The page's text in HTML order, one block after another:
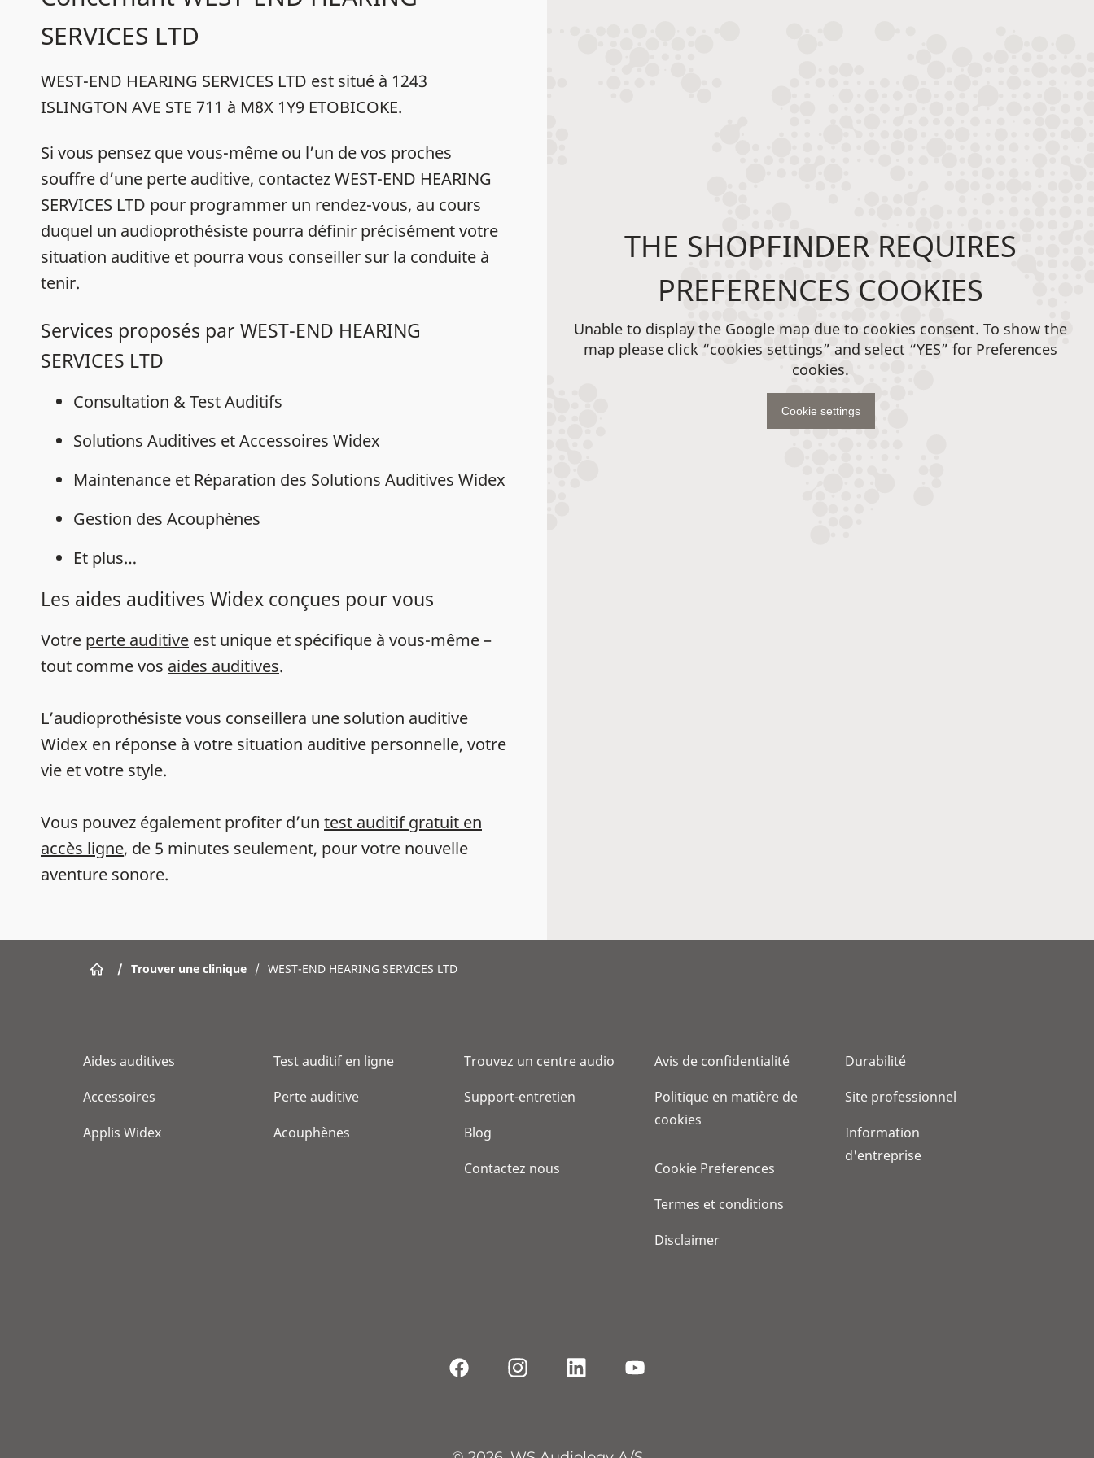
SERVICES LTD
WEST-END HEARING SERVICES LTD est situé à 1243
ISLINGTON AVE STE 711 à M8X 1Y9 ETOBICOKE.
Si vous pensez que vous-même ou l’un de vos proches
souffre d’une perte auditive, contactez WEST-END HEARING
SERVICES LTD pour programmer un rendez-vous, au cours
duquel un audioprothésiste pourra définir précisément votre
situation auditive et pourra vous conseiller sur la conduite à
tenir.
Services proposés par WEST-END HEARING
SERVICES LTD
Consultation & Test Auditifs
Solutions Auditives et Accessoires Widex
Maintenance et Réparation des Solutions Auditives Widex
Gestion des Acouphènes
Et plus…
Les aides auditives Widex conçues pour vous
Votre perte auditive est unique et spécifique à vous-même –
tout comme vos aides auditives.
L’audioprothésiste vous conseillera une solution auditive
Widex en réponse à votre situation auditive personnelle, votre
vie et votre style.
Vous pouvez également profiter d’un test auditif gratuit en
accès ligne, de 5 minutes seulement, pour votre nouvelle
aventure sonore.
THE SHOPFINDER REQUIRES
PREFERENCES COOKIES
Unable to display the Google map due to cookies consent. To show the
map please click “cookies settings” and select “YES” for Preferences
cookies.
Cookie settings
/ Trouver une clinique / WEST-END HEARING SERVICES LTD
Aides auditives
Accessoires
Applis Widex
Test auditif en ligne
Perte auditive
Acouphènes
Trouvez un centre audio
Support-entretien
Blog
Contactez nous
Avis de confidentialité
Politique en matière de
cookies
Cookie Preferences
Termes et conditions
Disclaimer
Durabilité
Site professionnel
Information
d'entreprise